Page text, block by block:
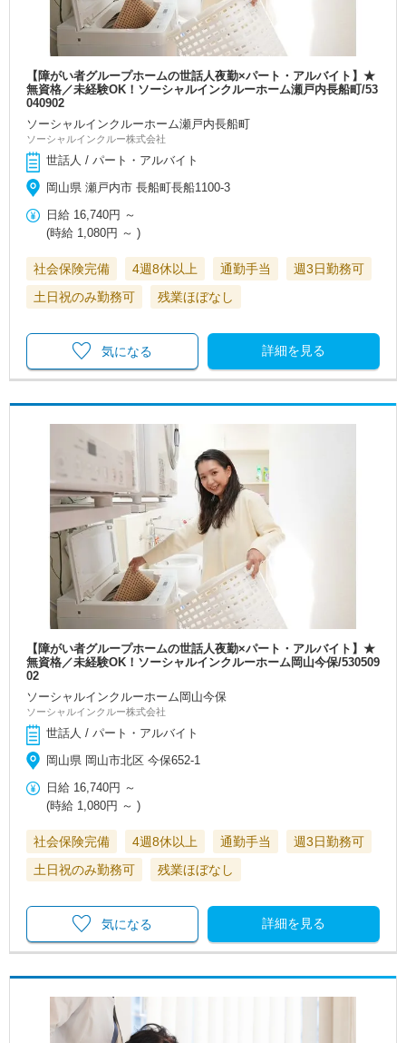
【障がい者グループホームの世話人夜勤×パート・アルバイト】★
無資格／未経験OK！ソーシャルインクルーホーム瀬戸内長船町/53
040902
ソーシャルインクルーホーム瀬戸内長船町
ソーシャルインクルー株式会社
世話人 / パート・アルバイト
岡山県 瀬戸内市 長船町長船1100-3
日給 16,740円 ～
(時給 1,080円 ～ )
社会保険完備 4週8休以上 通勤手当
週3日勤務可
土日祝のみ勤務可
残業ほぼなし
詳細を見る
気になる
【障がい者グループホームの世話人夜勤×パート・アルバイト】★
無資格／未経験OK！ソーシャルインクルーホーム岡山今保/530509
02
ソーシャルインクルーホーム岡山今保
ソーシャルインクルー株式会社
世話人 / パート・アルバイト
岡山県 岡山市北区 今保652-1
日給 16,740円 ～
(時給 1,080円 ～ )
社会保険完備 4週8休以上 通勤手当
週3日勤務可
土日祝のみ勤務可
残業ほぼなし
詳細を見る
気になる